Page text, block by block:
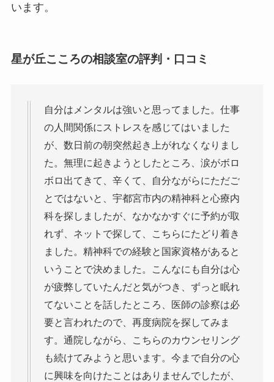
います。
星が丘こころの相談室の評判・口コミ
自分はメンタルは強いと思ってました。仕事
の人間関係にストレスを感じてはいました
が、数日前の朝突然起き上がれなくなりまし
た。無理に起きようとしたところ、涙がボロ
ボロ出てきて、辛くて、自分ながらにただご
とではないと、宇都宮市内の精神科と心療内
科を探しましたが、なかなかすぐに予約が取
れず、ネットで探して、こちらにたどり着き
ました。精神科での経験と国家資格があると
いうことで決めました。こんなにも自分は心
が疲弊していたんだと気がつき、ずっと眠れ
てないことを話したところ、医師の診察は必
要と言われたので、再度病院を探してみま
す。通院しながら、こちらのカウンセリング
も続けてみようと思います。今まで自分の心
に興味を向けたことはありませんでしたが、